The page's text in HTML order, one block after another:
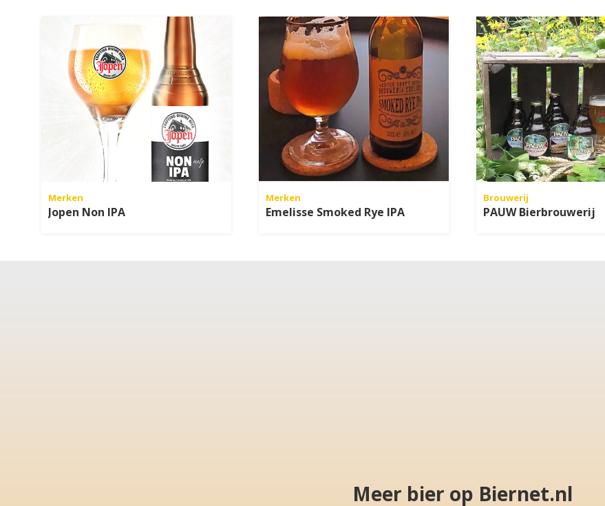
Merken
Jopen Non IPA
Merken
Emelisse Smoked Rye IPA
Brouwerij
PAUW Bierbrouwerij
Meer bier op Biernet.nl